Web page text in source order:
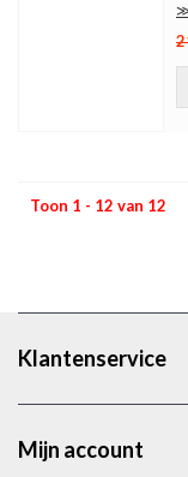
≫
Toon 1 - 12 van 12
Klantenservice
Mijn account